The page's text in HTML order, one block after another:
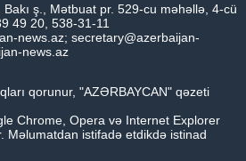
ş., Mətbuat pr. 529-cu məhəllə, 4-cü
49 20, 538-31-11
news.az; secretary@azerbaijan-
news.az
qorunur, "AZƏRBAYCAN" qəzeti
Chrome, Opera və Internet Explorer
Məlumatdan istifadə etdikdə istinad